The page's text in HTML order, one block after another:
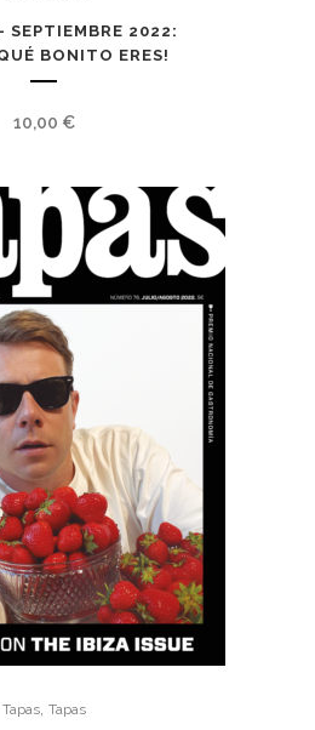
SEPTIEMBRE 2022:
BONITO ERES!
10,00 €
Tapas, Tapas